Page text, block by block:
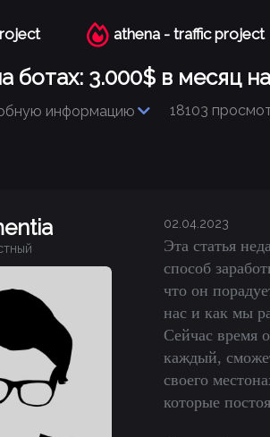
athena - traffic project
ботах: 3.000$ в месяц
информацию 18103
02.04.2023
Эта статья
способ
что он
нас и как мы
Сейчас время
каждый,
своего
которые